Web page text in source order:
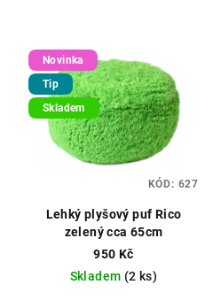
Novinka
Tip
Skladem
Lehký plyšový puf Rico
zelený cca 65cm
950 Kč
Skladem (2 ks)
KÓD: 627